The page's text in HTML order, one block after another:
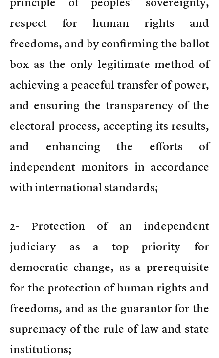
respect for human rights and
freedoms, and by confirming the ballot
box as the only legitimate method of
achieving a peaceful transfer of power,
and ensuring the transparency of the
electoral process, accepting its results,
and enhancing the efforts of
independent monitors in accordance
with international standards;
2- Protection of an independent
judiciary as a top priority for
democratic change, as a prerequisite
for the protection of human rights and
freedoms, and as the guarantor for the
supremacy of the rule of law and state
institutions;